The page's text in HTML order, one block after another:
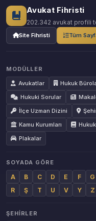
Avukat Fihristi
202.342 avukat profili
Site Fihristi Tüm
MODÜLLER
Avukatlar
Hukuk
Hukuki Sorular
İlçe Uzman Dizini
Kamu Kurumları
Plakalar
SOYADA GÖRE
A B C D E F G
R
Ş T U V Y Z
ŞEHIRLER